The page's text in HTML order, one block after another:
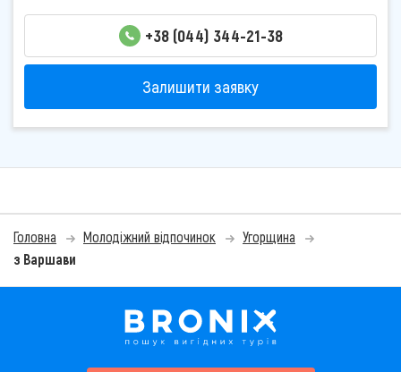
+38 (044) 344-21-38
Залишити заявку
Головна Молодіжний відпочинок
Угорщина
з Варшави